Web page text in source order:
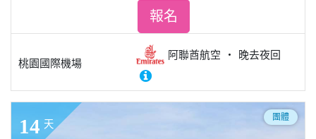
桃園國際機場
阿聯酋航空 晚去夜回
報名
14 天
團體